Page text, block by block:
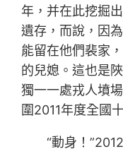
年，并在此挖掘
遺存，而說，因
能留在他們裴家
的兒媳。這也是
獨一一處戎人墳
圍2011年度全國
“動身！